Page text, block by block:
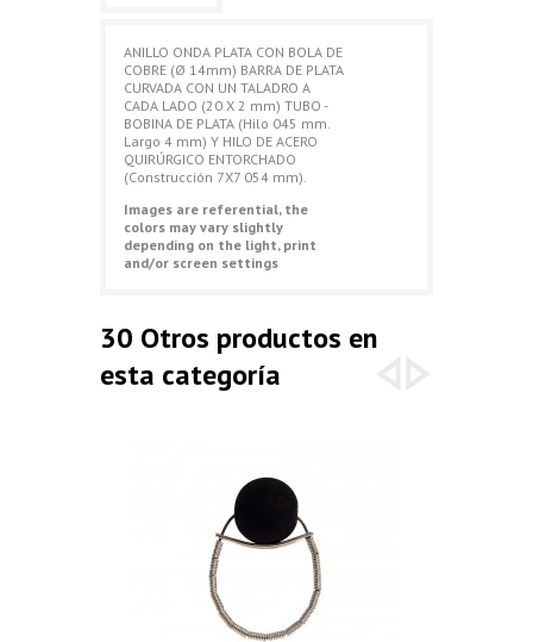
ANILLO ONDA PLATA CON BOLA DE
COBRE (Ø 14mm) BARRA DE PLATA
CURVADA CON UN TALADRO A
CADA LADO (20 X 2 mm) TUBO -
BOBINA DE PLATA (Hilo 045 mm.
Largo 4 mm) Y HILO DE ACERO
QUIRÚRGICO ENTORCHADO
(Construcción 7X7 054 mm).
Images are referential, the
colors may vary slightly
depending on the light, print
and/or screen settings
30 Otros productos en
esta categoría